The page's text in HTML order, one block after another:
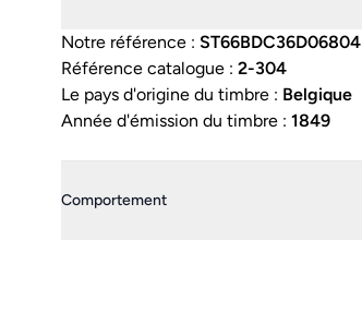
Notre référence : ST66BDC36D06804
Référence catalogue : 2-304
Le pays d'origine du timbre : Belgique
Année d'émission du timbre : 1849
Comportement